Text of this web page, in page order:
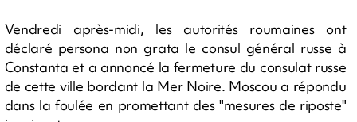
Vendredi après-midi, les autorités roumaines ont
déclaré persona non grata le consul général russe à
Constanta et a annoncé la fermeture du consulat russe
de cette ville bordant la Mer Noire. Moscou a répondu
dans la foulée en promettant des "mesures de riposte"